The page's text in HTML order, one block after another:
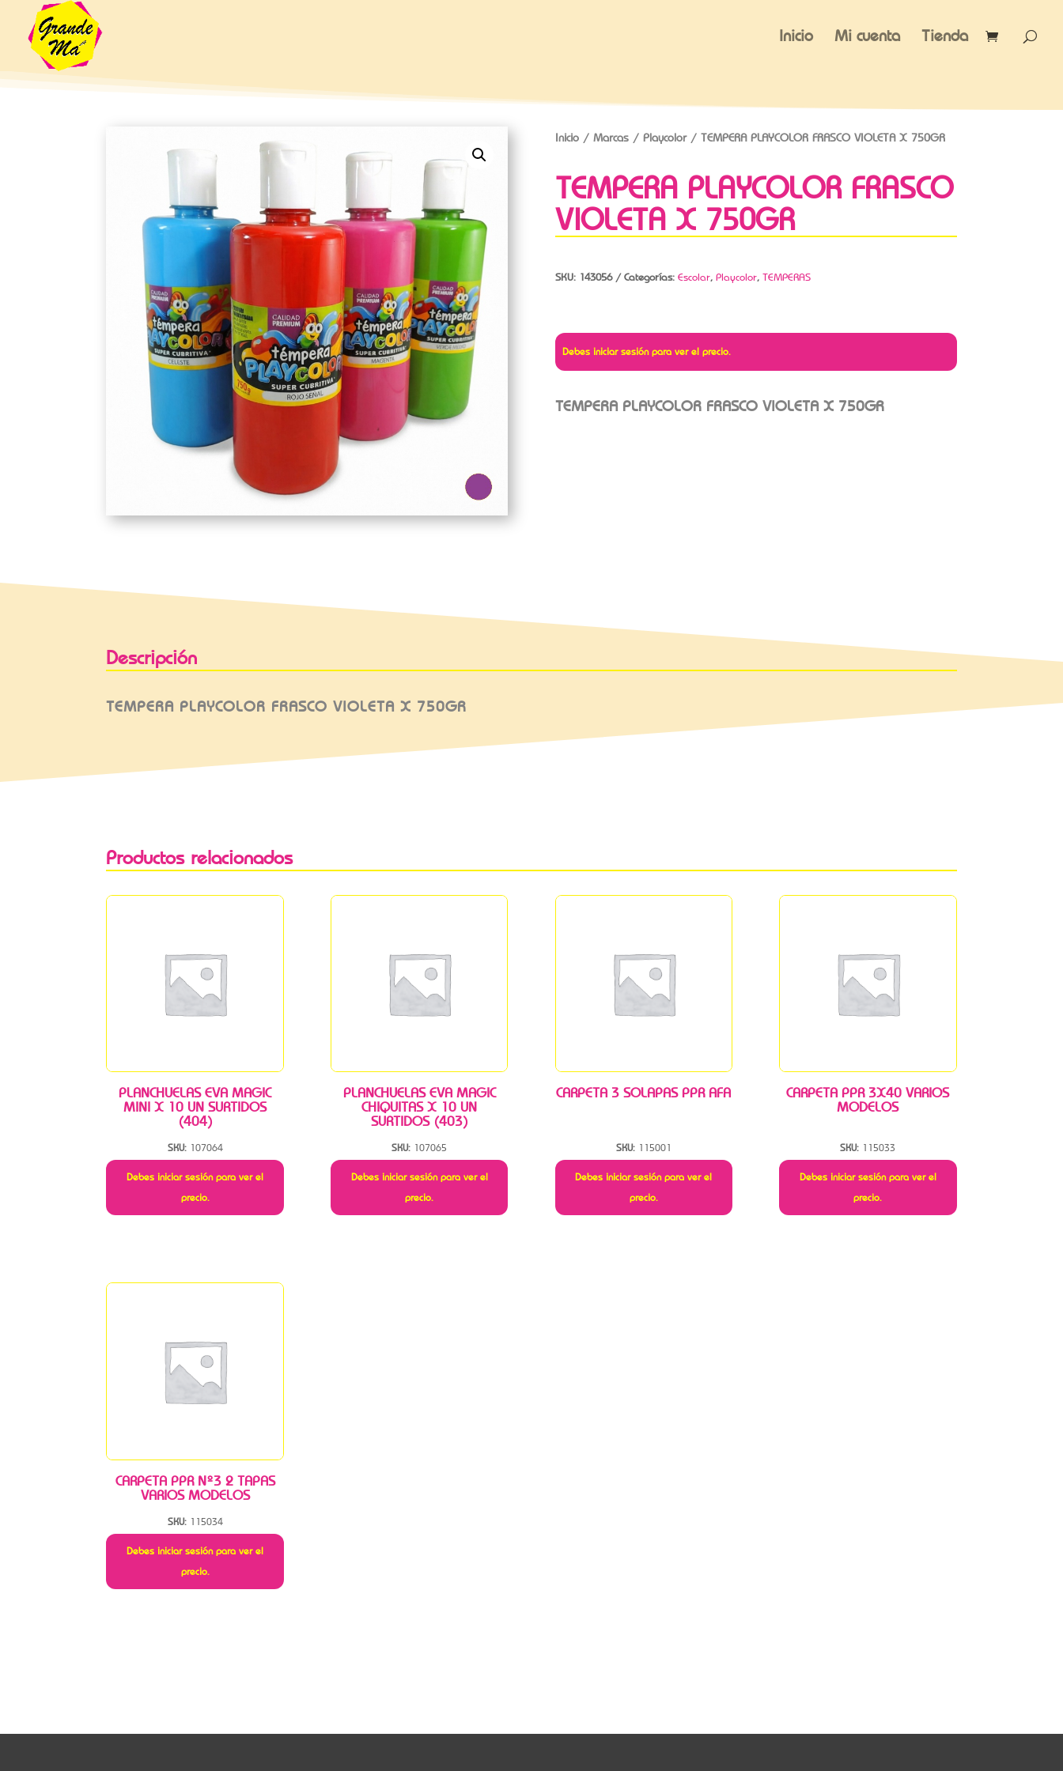
Inicio Mi cuenta Tienda
Inicio/ Marcas/ Playcolor/ TEMPERA PLAYCOLOR FRASCO VIOLETA X 750GR
TEMPERA PLAYCOLOR FRASCO
VIOLETA X 750GR
SKU: 143056 Categorías: Escolar, Playcolor, TEMPERAS
Debes iniciar sesión para ver el precio.
TEMPERA PLAYCOLOR FRASCO VIOLETA X 750GR
Descripción
TEMPERA PLAYCOLOR FRASCO VIOLETA X 750GR
Productos relacionados
PLANCHUELAS EVA MAGIC
MINI X 10 UN SURTIDOS
(404)
SKU: 107064
Debes iniciar sesión para ver el
precio.
PLANCHUELAS EVA MAGIC
CHIQUITAS X 10 UN
SURTIDOS (403)
SKU: 107065
Debes iniciar sesión para ver el
precio.
CARPETA 3 SOLAPAS PPR AFA
SKU: 115001
Debes iniciar sesión para ver el
precio.
CARPETA PPR 3X40 VARIOS
MODELOS
SKU: 115033
Debes iniciar sesión para ver el
precio.
CARPETA PPR Nº3 2 TAPAS
VARIOS MODELOS
SKU: 115034
Debes iniciar sesión para ver el
precio.